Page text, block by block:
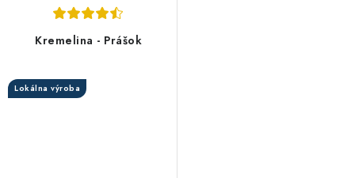
Kremelina - Prášok
Lokálna výroba